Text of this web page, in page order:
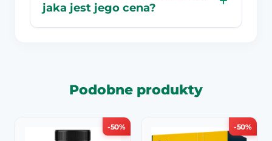
jaka jest jego cena?
Podobne produkty
-50% -50%